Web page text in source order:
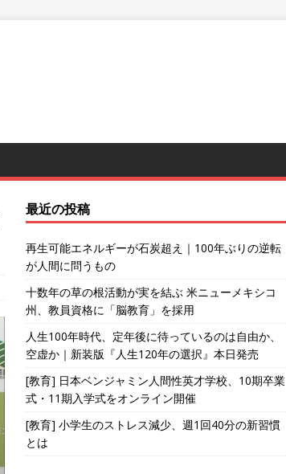
最近の投稿
再生可能エネルギーが石炭超え｜100年ぶりの逆転
が人間に問うもの
十数年の草の根活動が実を結ぶ 米ニューメキシコ
州、教員資格に「脳教育」を採用
人生100年時代、定年後に待っているのは自由か、
空虚か｜新装版『人生120年の選択』本日発売
[教育] 日本ベンジャミン人間性英才学校、10期卒業
式・11期入学式をオンライン開催
[教育] 小学生のストレス減少、週1回40分の新習慣
とは